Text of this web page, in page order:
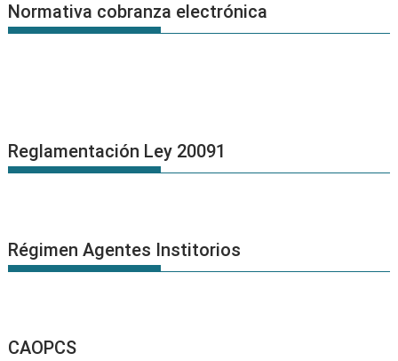
Normativa cobranza electrónica
Reglamentación Ley 20091
Régimen Agentes Institorios
CAOPCS